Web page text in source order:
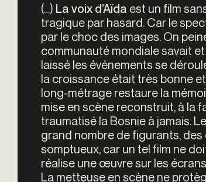
(…) La voix d’Aïda est un film
tragique par hasard. Car le
par le choc des images. On
communauté mondiale savait
laissé les événements se
la croissance était très bonne
long-métrage restaure la
mise en scène reconstruit, à la
traumatisé la Bosnie à jamais.
grand nombre de figurants,
somptueux, car un tel film ne
réalise une œuvre sur les
La metteuse en scène ne